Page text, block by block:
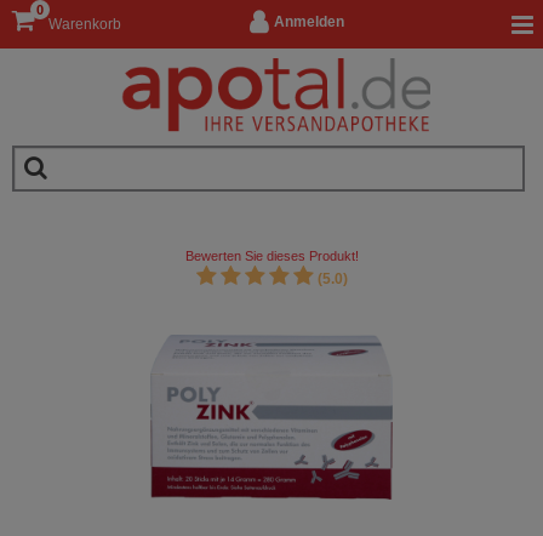
Anmelden
Warenkorb
0
Bewerten Sie dieses Produkt!
(5.0)